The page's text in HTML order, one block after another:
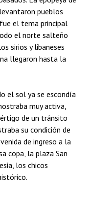
pueblos
el tema principal
el norte salteño
sirios y libaneses
llegaron hasta la
el sol ya se escondía
muy activa,
de un tránsito
su condición de
de ingreso a la
copa, la plaza San
los chicos